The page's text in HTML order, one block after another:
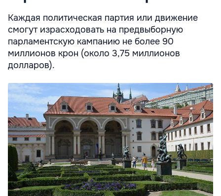
Каждая политическая партия или движение
смогут израсходовать на предвыборную
парламентскую кампанию не более 90
миллионов крон (около 3,75 миллионов
долларов).